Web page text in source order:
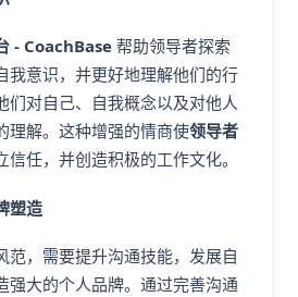
- CoachBase 帮助领导者探索
我意识，并更好地理解他们的行
们对自己、自我概念以及对他人
理解。这种增强的情商使领导者
任，并创造积极的工作文化。
塑造
范，需要提升沟通技能，发展自
强大的个人品牌。通过完善沟通